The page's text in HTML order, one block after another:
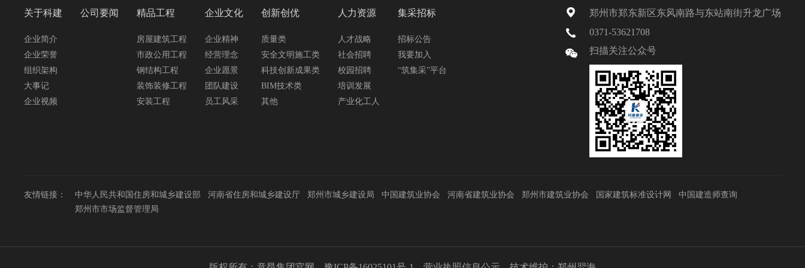
关于科建
企业简介
企业荣誉
组织架构
大事记
企业视频
公司要闻 精品工程
房屋建筑工程
市政公用工程
钢结构工程
装饰装修工程
安装工程
企业文化
企业精神
经营理念
企业愿景
团队建设
员工风采
创新创优
质量类
安全文明施工类
科技创新成果类
BIM技术类
其他
人力资源
人才战略
社会招聘
校园招聘
培训发展
产业化工人
集采招标
招标公告
我要加入
“筑集采”平台
郑州市郑东新区东风南路与东站南街升龙广场
0371-53621708
扫描关注公众号
友情链接： 中华人民共和国住房和城乡建设部 河南省住房和城乡建设厅 郑州市城乡建设局 中国建筑业协会 河南省建筑业协会 郑州市建筑业协会 国家建筑标准设计网
中国建造师查询
郑州市市场监督管理局